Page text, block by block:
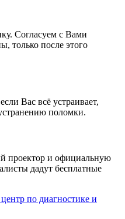
Согласуем с Вами
только после этого
Вас всё устраивает,
поломки.
проектор и официальную
дадут бесплатные